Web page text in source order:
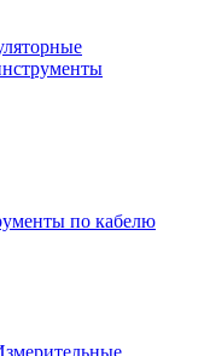
по кабелю